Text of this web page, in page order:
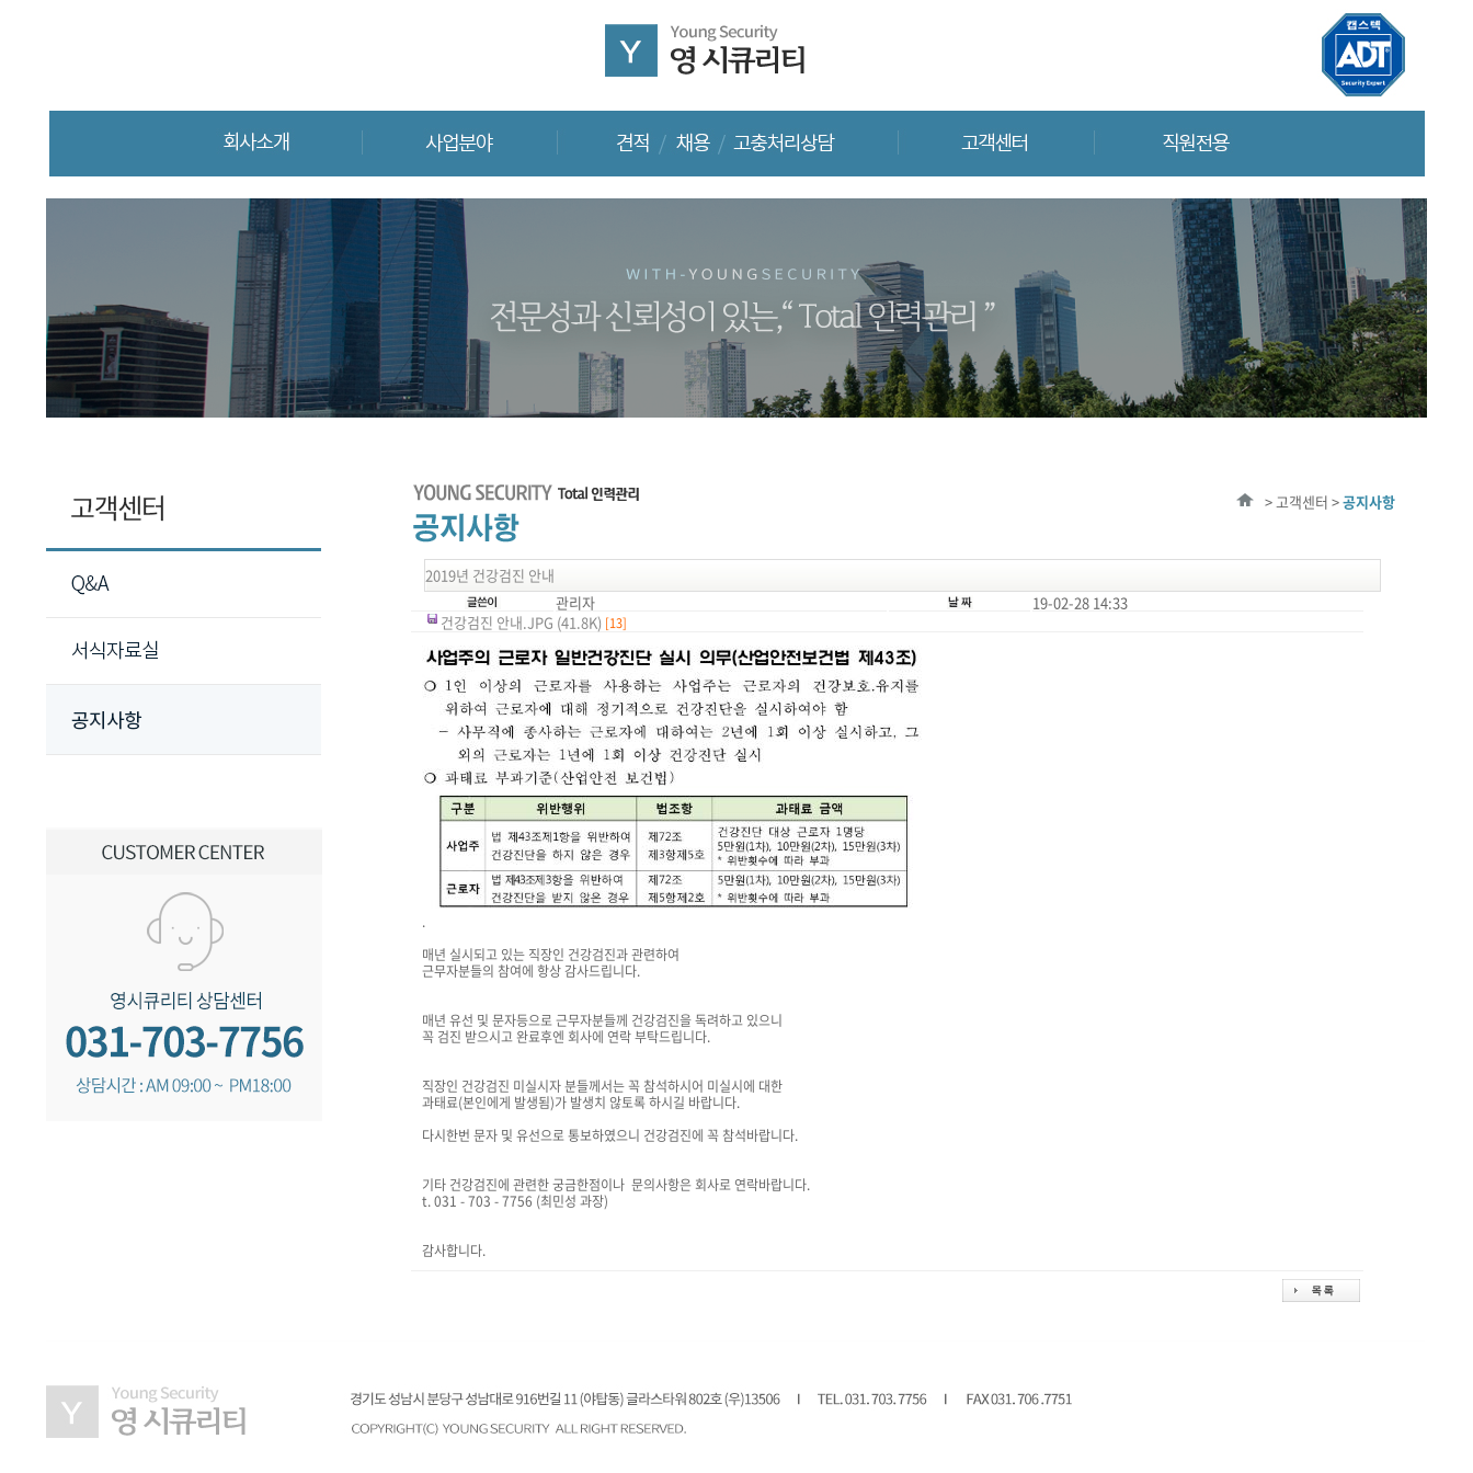
> 고객센터 >공지사항
2019년 건강검진 안내
관리자
19-02-28 14:33
건강검진 안내.JPG (41.8K) [13]
.
매년 실시되고 있는 직장인 건강검진과 관련하여
근무자분들의 참여에 항상 감사드립니다.
매년 유선 및 문자등으로 근무자분들께 건강검진을 독려하고 있으니
꼭 검진 받으시고 완료후엔 회사에 연락 부탁드립니다.
직장인 건강검진 미실시자 분들께서는 꼭 참석하시어 미실시에 대한
과태료(본인에게 발생됨)가 발생치 않토록 하시길 바랍니다.
다시한번 문자 및 유선으로 통보하였으니 건강검진에 꼭 참석바랍니다.
기타 건강검진에 관련한 궁금한점이나 문의사항은 회사로 연락바랍니다.
t. 031 - 703 - 7756 (최민성 과장)
감사합니다.